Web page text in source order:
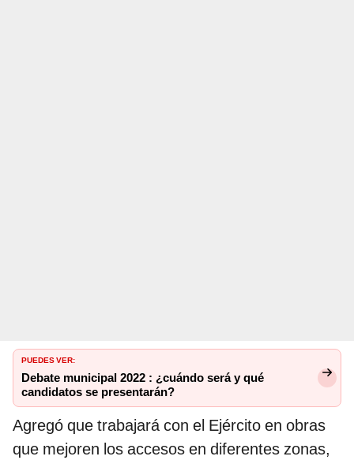
PUEDES VER:
Debate municipal 2022 : ¿cuándo será y qué
candidatos se presentarán?
Agregó que trabajará con el Ejército en obras
que mejoren los accesos en diferentes zonas,